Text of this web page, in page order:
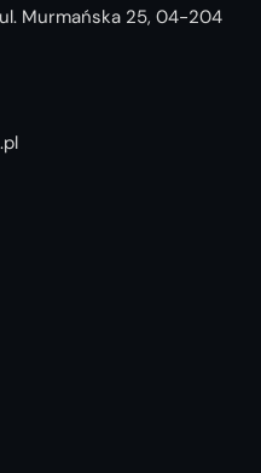
Murmańska 25, 04-204